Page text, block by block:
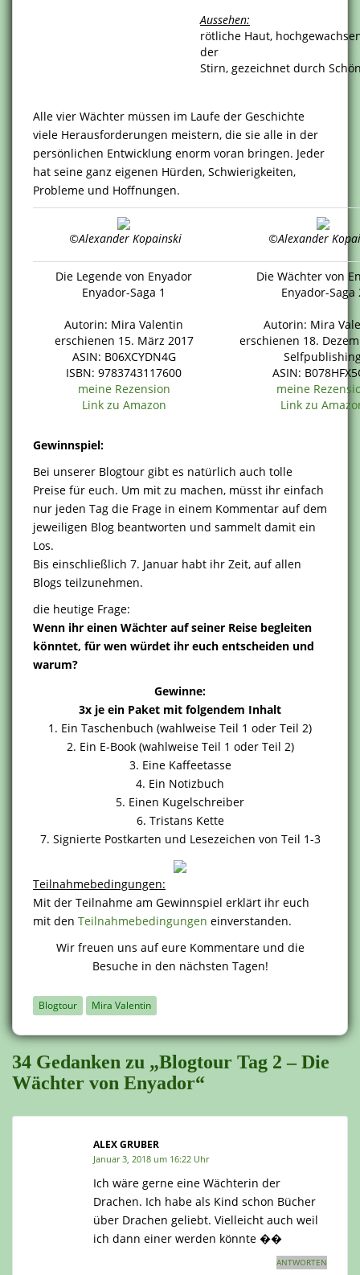
Aussehen:
rötliche Haut,
der
Stirn, gezeichnet durch
Alle vier Wächter müssen im Laufe der Geschichte
viele Herausforderungen meistern, die sie alle in der
persönlichen Entwicklung enorm voran bringen. Jeder
hat seine ganz eigenen Hürden, Schwierigkeiten,
Probleme und Hoffnungen.
©Alexander Kopainski ©Alexander
Die Legende von Enyador
Enyador-Saga 1
Autorin: Mira Valentin
erschienen 15. März 2017
ASIN: B06XCYDN4G
ISBN: 9783743117600
meine Rezension
Link zu Amazon
Die Wächter von
Enyador-Saga
Autorin: Mira
erschienen 18.
ASIN:
meine
Link zu
Gewinnspiel:
Bei unserer Blogtour gibt es natürlich auch tolle
Preise für euch. Um mit zu machen, müsst ihr einfach
nur jeden Tag die Frage in einem Kommentar auf dem
jeweiligen Blog beantworten und sammelt damit ein
Los.
Bis einschließlich 7. Januar habt ihr Zeit, auf allen
Blogs teilzunehmen.
die heutige Frage:
Wenn ihr einen Wächter auf seiner Reise begleiten
könntet, für wen würdet ihr euch entscheiden und
warum?
Gewinne:
3x je ein Paket mit folgendem Inhalt
1. Ein Taschenbuch (wahlweise Teil 1 oder Teil 2)
2. Ein E-Book (wahlweise Teil 1 oder Teil 2)
3. Eine Kaffeetasse
4. Ein Notizbuch
5. Einen Kugelschreiber
6. Tristans Kette
7. Signierte Postkarten und Lesezeichen von Teil 1-3
Teilnahmebedingungen:
Mit der Teilnahme am Gewinnspiel erklärt ihr euch
mit den Teilnahmebedingungen einverstanden.
Wir freuen uns auf eure Kommentare und die
Besuche in den nächsten Tagen!
Blogtour Mira Valentin
34 Gedanken zu „Blogtour Tag 2 – Die
Wächter von Enyador“
ALEX GRUBER
Januar 3, 2018 um 16:22 Uhr
Ich wäre gerne eine Wächterin der
Drachen. Ich habe als Kind schon Bücher
über Drachen geliebt. Vielleicht auch weil
ich dann einer werden könnte ��
ANTWORTEN